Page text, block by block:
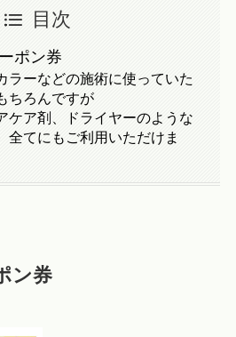
目次
ポン券
ラーなどの施術に使っていた
ちろんですが
ケア剤、ドライヤーのような
全てにもご利用いただけま
ン券